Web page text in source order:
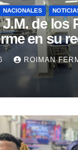
NACIONALES
de los
en su
ROIMAN